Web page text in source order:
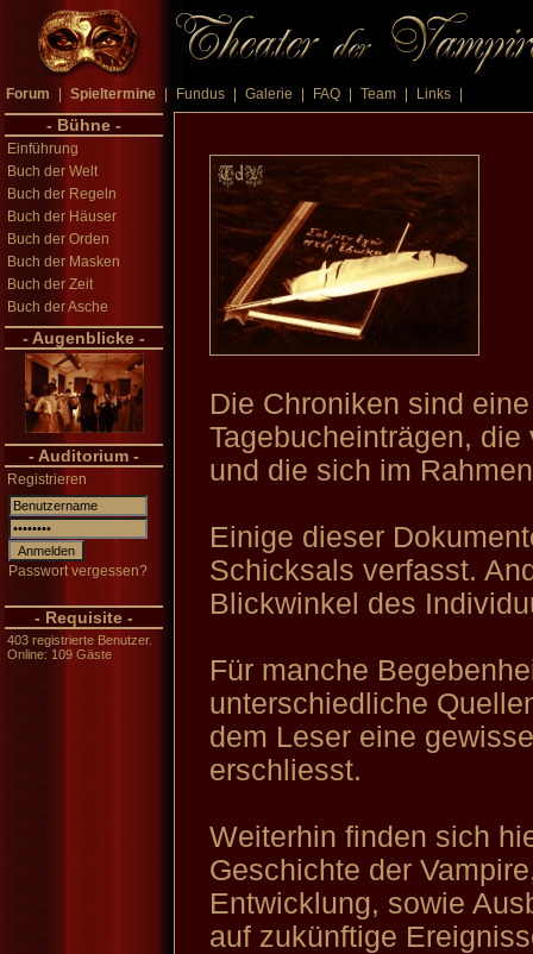
Forum Spieltermine Fundus Galerie FAQ Team Links
- Bühne -
Einführung
Buch der Welt
Buch der Regeln
Buch der Häuser
Buch der Orden
Buch der Masken
Buch der Zeit
Buch der Asche
- Augenblicke -
- Auditorium -
Registrieren
Passwort vergessen?
- Requisite -
403 registrierte Benutzer.
Online: 109 Gäste
Die Chroniken sind
Tagebucheinträgen,
und die sich im
Einige dieser
Schicksals verfasst.
Blickwinkel des
Für manche
unterschiedliche
dem Leser eine
erschliesst.
Weiterhin finden sich
Geschichte der
Entwicklung, sowie
auf zukünftige